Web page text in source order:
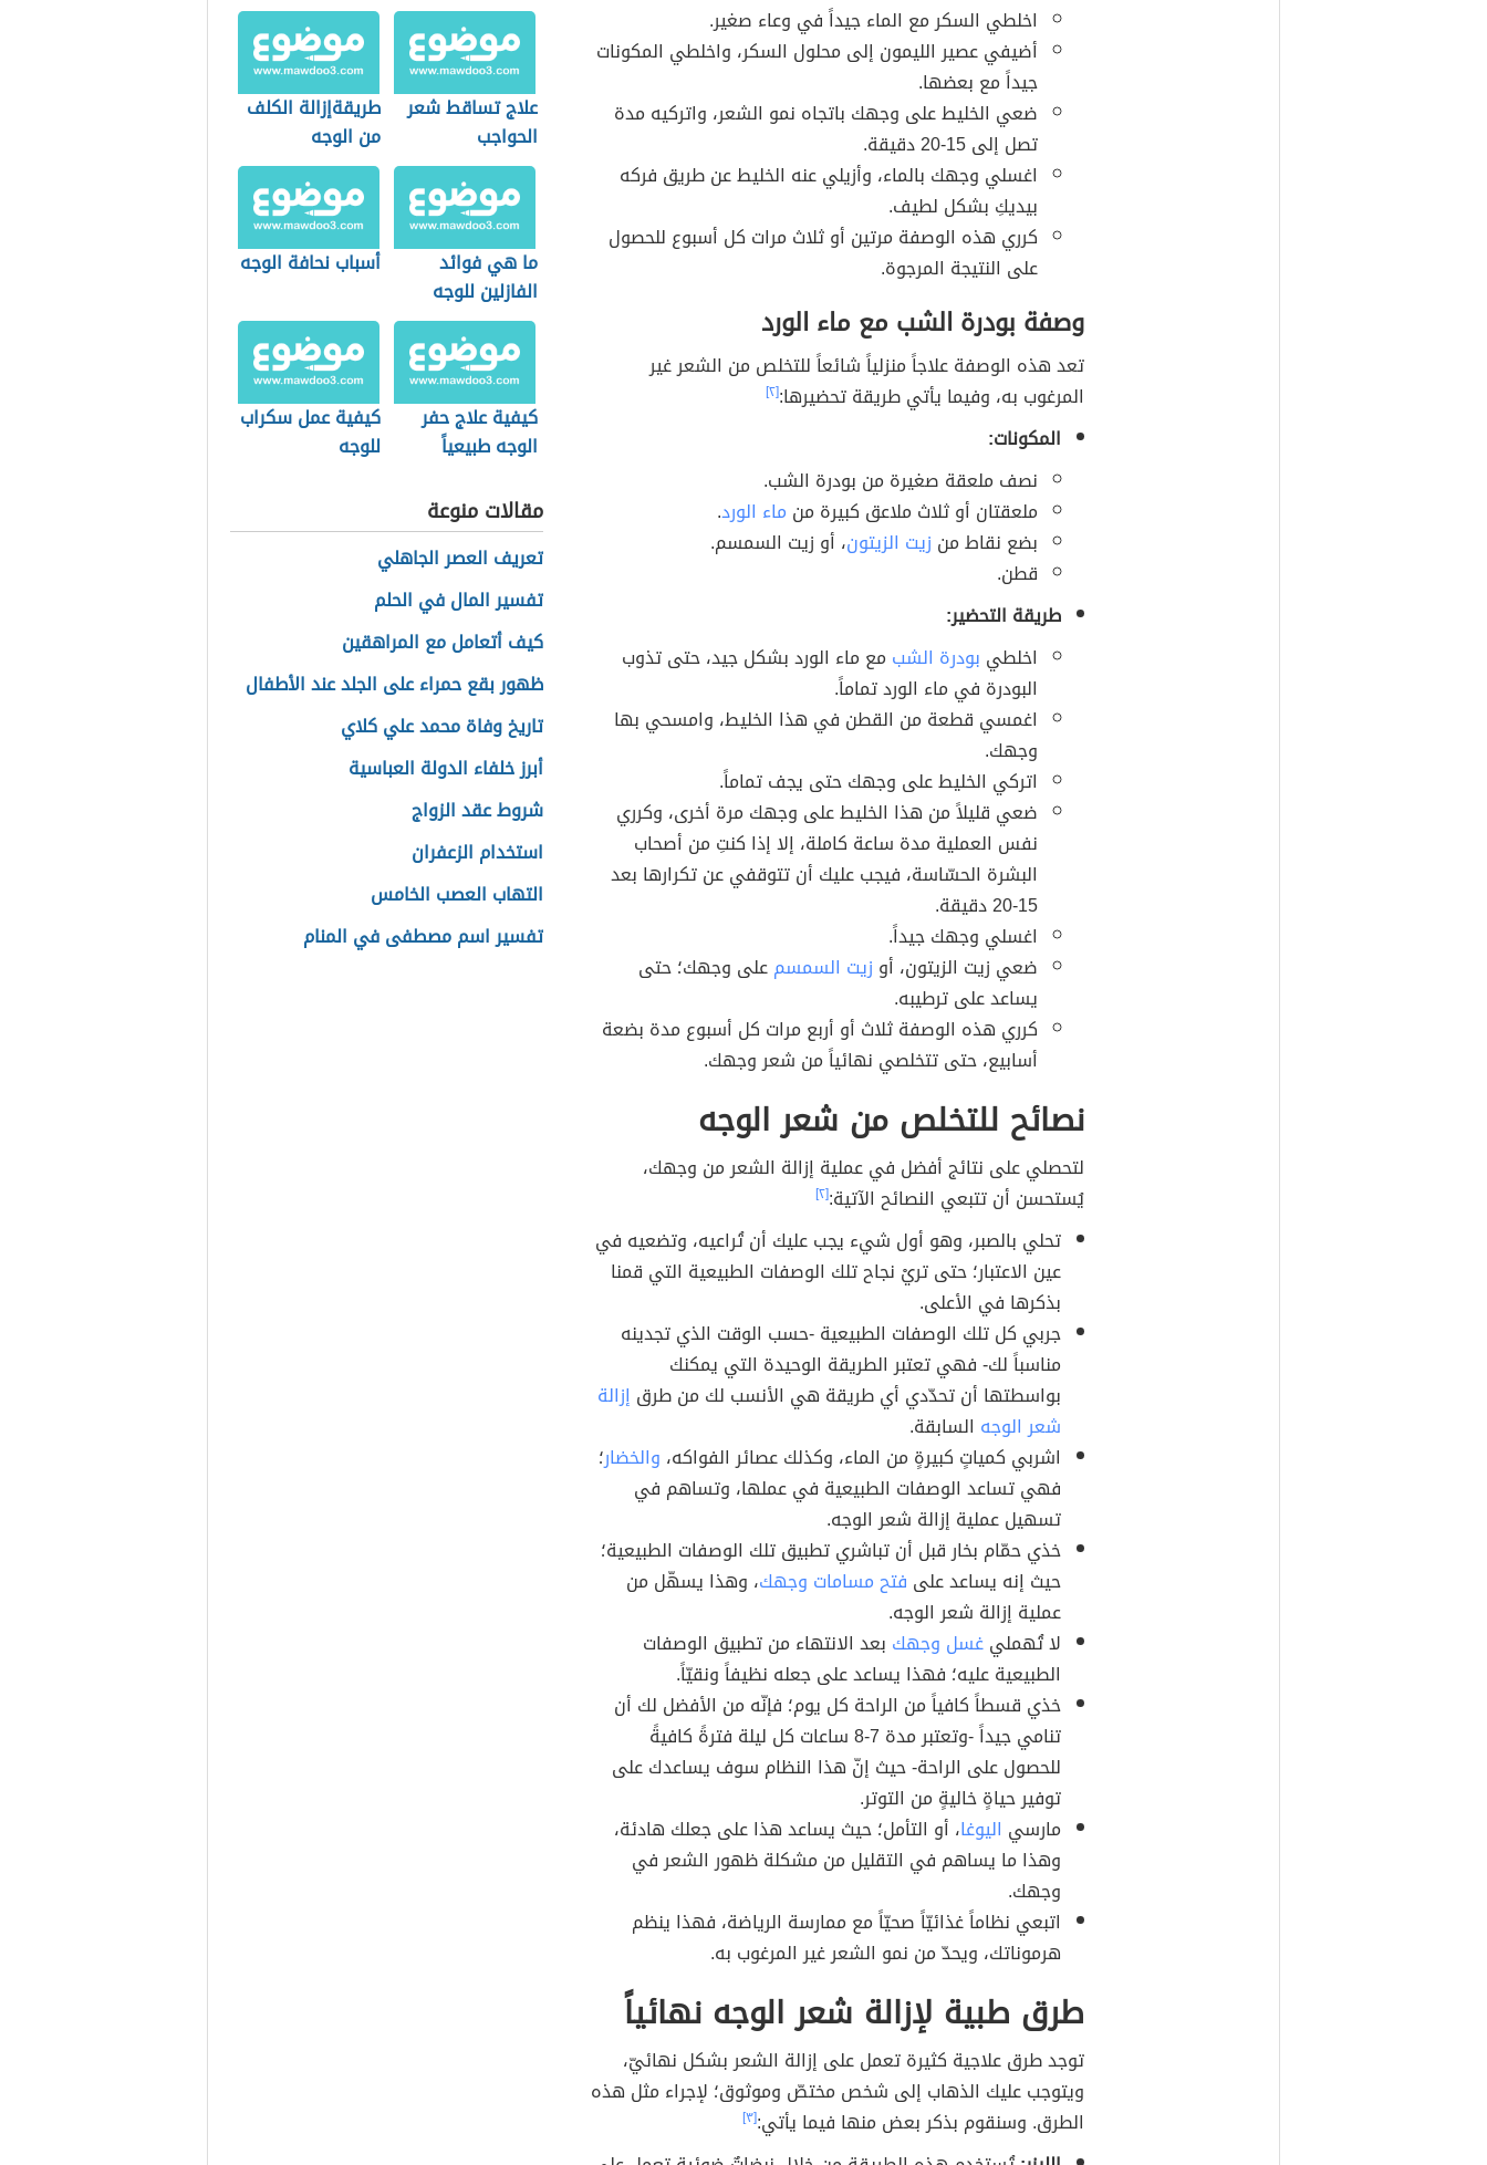
اخلطي السكر مع الماء جيداً في وعاء صغير.
أضيفي عصير الليمون إلى محلول السكر، واخلطي المكونات
جيداً مع بعضها.
ضعي الخليط على وجهك باتجاه نمو الشعر، واتركيه مدة
تصل إلى 15-20 دقيقة.
اغسلي وجهك بالماء، وأزيلي عنه الخليط عن طريق فركه
بيديكِ بشكل لطيف.
كرري هذه الوصفة مرتين أو ثلاث مرات كل أسبوع للحصول
على النتيجة المرجوة.
وصفة بودرة الشب مع ماء الورد
تعد هذه الوصفة علاجاً منزلياً شائعاً للتخلص من الشعر غير
المرغوب به، وفيما يأتي طريقة تحضيرها:[٢]
المكونات:
نصف ملعقة صغيرة من بودرة الشب.
ملعقتان أو ثلاث ملاعق كبيرة من ماء الورد.
بضع نقاط من زيت الزيتون، أو زيت السمسم.
قطن.
طريقة التحضير:
اخلطي بودرة الشب مع ماء الورد بشكل جيد، حتى تذوب
البودرة في ماء الورد تماماً.
اغمسي قطعة من القطن في هذا الخليط، وامسحي بها
وجهك.
اتركي الخليط على وجهك حتى يجف تماماً.
ضعي قليلاً من هذا الخليط على وجهك مرة أخرى، وكرري
نفس العملية مدة ساعة كاملة، إلا إذا كنتِ من أصحاب
البشرة الحسّاسة، فيجب عليك أن تتوقفي عن تكرارها بعد
15-20 دقيقة.
اغسلي وجهك جيداً.
ضعي زيت الزيتون، أو زيت السمسمعلى وجهك؛ حتى
يساعد على ترطيبه.
كرري هذه الوصفة ثلاث أو أربع مرات كل أسبوع مدة بضعة
أسابيع، حتى تتخلصي نهائياً من شعر وجهك.
نصائح للتخلص من شعر الوجه
لتحصلي على نتائج أفضل في عملية إزالة الشعر من وجهك،
يُستحسن أن تتبعي النصائح الآتية:[٢]
تحلي بالصبر، وهو أول شيء يجب عليك أن تُراعيه، وتضعيه في
عين الاعتبار؛ حتى تريْ نجاح تلك الوصفات الطبيعية التي قمنا
بذكرها في الأعلى.
جربي كل تلك الوصفات الطبيعية -حسب الوقت الذي تجدينه
مناسباً لك- فهي تعتبر الطريقة الوحيدة التي يمكنك
بواسطتها أن تحدّدي أي طريقة هي الأنسب لك من طرق إزالة
شعر الوجه السابقة.
اشربي كمياتٍ كبيرةٍ من الماء، وكذلك عصائر الفواكه، والخضار؛
فهي تساعد الوصفات الطبيعية في عملها، وتساهم في
تسهيل عملية إزالة شعر الوجه.
خذي حمّام بخار قبل أن تباشري تطبيق تلك الوصفات الطبيعية؛
حيث إنه يساعد على فتح مسامات وجهك، وهذا يسهّل من
عملية إزالة شعر الوجه.
لا تُهمليغسل وجهك بعد الانتهاء من تطبيق الوصفات
الطبيعية عليه؛ فهذا يساعد على جعله نظيفاً ونقيّاً.
خذي قسطاً كافياً من الراحة كل يوم؛ فإنّه من الأفضل لك أن
تنامي جيداً -وتعتبر مدة 7-8 ساعات كل ليلة فترةً كافيةً
للحصول على الراحة- حيث إنّ هذا النظام سوف يساعدك على
توفير حياةٍ خاليةٍ من التوتر.
مارسي اليوغا، أو التأمل؛ حيث يساعد هذا على جعلك هادئة،
وهذا ما يساهم في التقليل من مشكلة ظهور الشعر في
وجهك.
اتبعي نظاماً غذائيّاً صحيّاً مع ممارسة الرياضة، فهذا ينظم
هرموناتك، ويحدّ من نمو الشعر غير المرغوب به.
طرق طبية لإزالة شعر الوجه نهائياً
توجد طرق علاجية كثيرة تعمل على إزالة الشعر بشكل نهائيّ،
ويتوجب عليك الذهاب إلى شخص مختصّ وموثوق؛ لإجراء مثل هذه
الطرق. وسنقوم بذكر بعض منها فيما يأتي:[٣]
علاج تساقط شعر
الحواجب
طريقةإزالة الكلف
من الوجه
ما هي فوائد
الفازلين للوجه
أسباب نحافة الوجه
كيفية علاج حفر
الوجه طبيعياً
كيفية عمل سكراب
للوجه
مقالات منوعة
تعريف العصر الجاهلي
تفسير المال في الحلم
كيف أتعامل مع المراهقين
ظهور بقع حمراء على الجلد عند الأطفال
تاريخ وفاة محمد علي كلاي
أبرز خلفاء الدولة العباسية
شروط عقد الزواج
استخدام الزعفران
التهاب العصب الخامس
تفسير اسم مصطفى في المنام